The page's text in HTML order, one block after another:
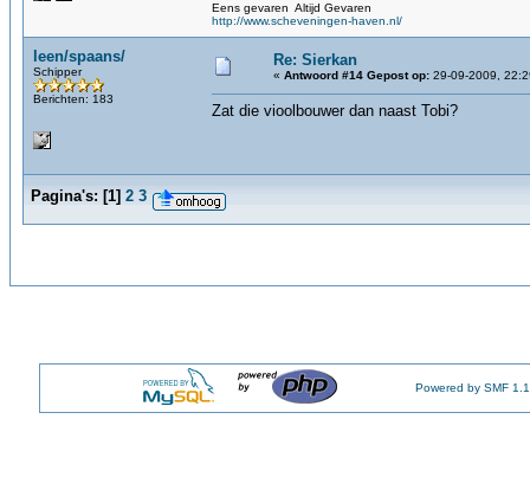
Eens gevaren Altijd Gevaren
http://www.scheveningen-haven.nl/
leen/spaans/
Schipper
Berichten: 183
Re: Sierkan
« Antwoord #14 Gepost op: 29-09-2009,
Zat die vioolbouwer dan naast Tobi?
Pagina's: [1] 2 3
Powered by SMF